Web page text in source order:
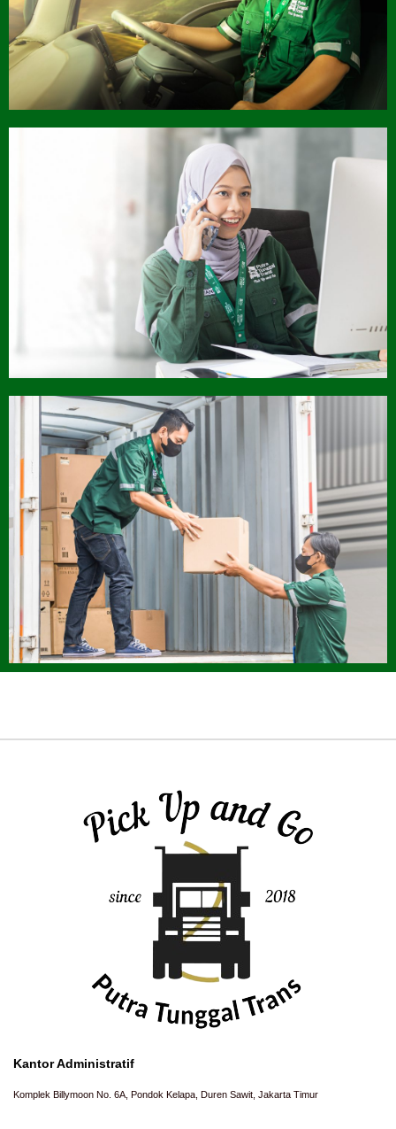
Kantor Administratif
Komplek Billymoon No. 6A, Pondok Kelapa, Duren Sawit, Jakarta Timur